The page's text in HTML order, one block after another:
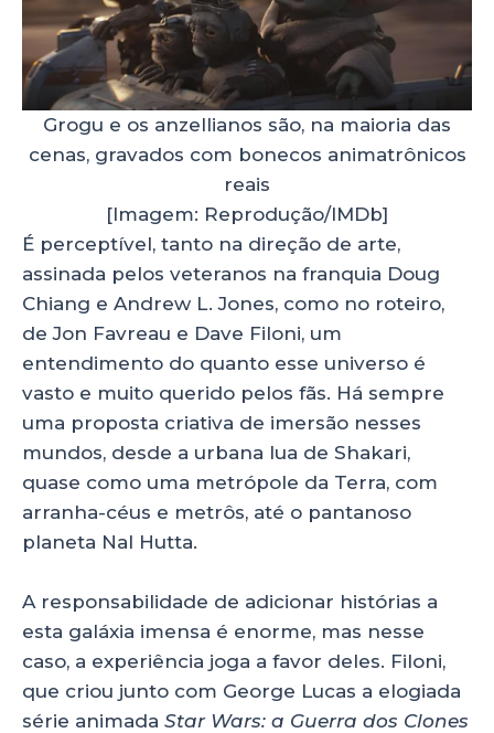
Grogu e os anzellianos são, na maioria das
cenas, gravados com bonecos animatrônicos
reais
[Imagem: Reprodução/IMDb]
É perceptível, tanto na direção de arte,
assinada pelos veteranos na franquia Doug
Chiang e Andrew L. Jones, como no roteiro,
de Jon Favreau e Dave Filoni, um
entendimento do quanto esse universo é
vasto e muito querido pelos fãs. Há sempre
uma proposta criativa de imersão nesses
mundos, desde a urbana lua de Shakari,
quase como uma metrópole da Terra, com
arranha-céus e metrôs, até o pantanoso
planeta Nal Hutta.
A responsabilidade de adicionar histórias a
esta galáxia imensa é enorme, mas nesse
caso, a experiência joga a favor deles. Filoni,
que criou junto com George Lucas a elogiada
série animada Star Wars: a Guerra dos Clones